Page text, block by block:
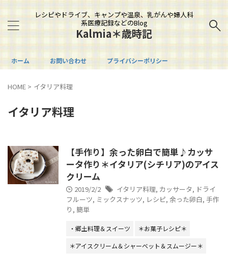
レシピやドライブ、キャンプや温泉、乳がんや婦人科
系医療記録などのBlog
Kalmia＊歳時記
ホーム お問い合わせ プライバシーポリシー
HOME > イタリア料理
イタリア料理
【手作り】余った卵白で簡単♪カッサ
ータ作り＊イタリア(シチリア)のアイス
クリーム
2019/2/2 イタリア料理, カッサータ, ドライ
フルーツ, ミックスナッツ, レシピ, 余った卵白, 手作
り , 簡単
・郷土料理＆スイーツ
＊お菓子レシピ＊
＊アイスクリーム＆シャーベット＆スムージー＊